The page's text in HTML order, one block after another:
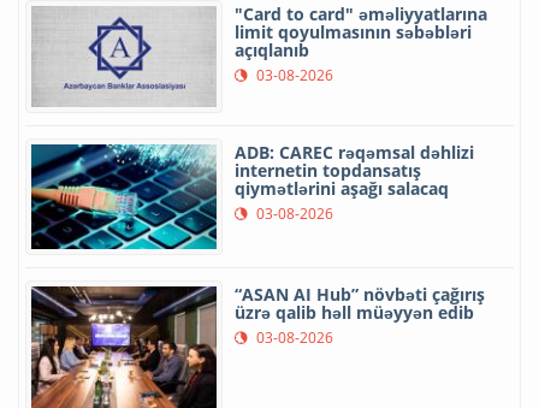
"Card to card" əməliyyatlarına
limit qoyulmasının səbəbləri
açıqlanıb
03-08-2026
ADB: CAREC rəqəmsal dəhlizi
internetin topdansatış
qiymətlərini aşağı salacaq
03-08-2026
“ASAN AI Hub” növbəti çağırış
üzrə qalib həll müəyyən edib
03-08-2026